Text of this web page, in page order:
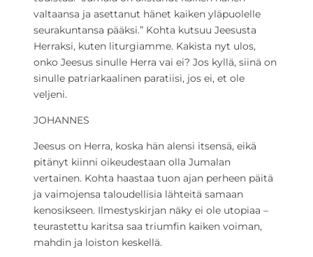
valtaansa ja asettanut hänet kaiken yläpuolelle
seurakuntansa pääksi.” Kohta kutsuu Jeesusta
Herraksi, kuten liturgiamme. Kakista nyt ulos,
onko Jeesus sinulle Herra vai ei? Jos kyllä, siinä on
sinulle patriarkaalinen paratiisi, jos ei, et ole
veljeni.
JOHANNES
Jeesus on Herra, koska hän alensi itsensä, eikä
pitänyt kiinni oikeudestaan olla Jumalan
vertainen. Kohta haastaa tuon ajan perheen päitä
ja vaimojensa taloudellisia lähteitä samaan
kenosikseen. Ilmestyskirjan näky ei ole utopiaa –
teurastettu karitsa saa triumfin kaiken voiman,
mahdin ja loiston keskellä.